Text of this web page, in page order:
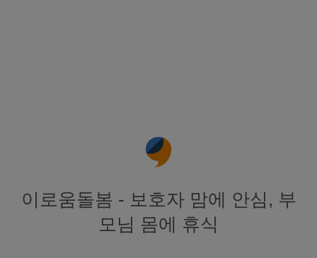
이로움돌봄 - 보호자 맘에 안심, 부
모님 몸에 휴식